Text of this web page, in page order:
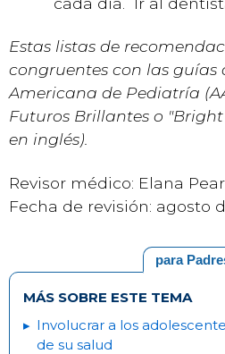
Estas listas de
congruentes con las guías
Americana de Pediatría
Futuros Brillantes o
en inglés).
Revisor médico: Elana
Fecha de revisión: agosto
para
MÁS SOBRE ESTE TEMA
Involucrar a los
de su salud